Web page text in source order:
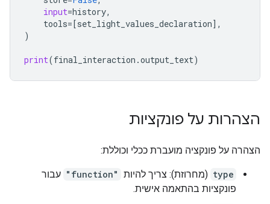
input=history,
tools= [set_light_values_declaration],
)
print(final_interaction .output_text)
הצהרות על פונקציות
הצהרה על פונקציה מועברת ככלי וכוללת:
type (מחרוזת): צריך להיות "function" עבור
פונקציות בהתאמה אישית.